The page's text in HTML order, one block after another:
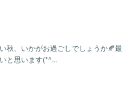
秋、いかがお過ごしでしょうか🍂最
と思います(*^...